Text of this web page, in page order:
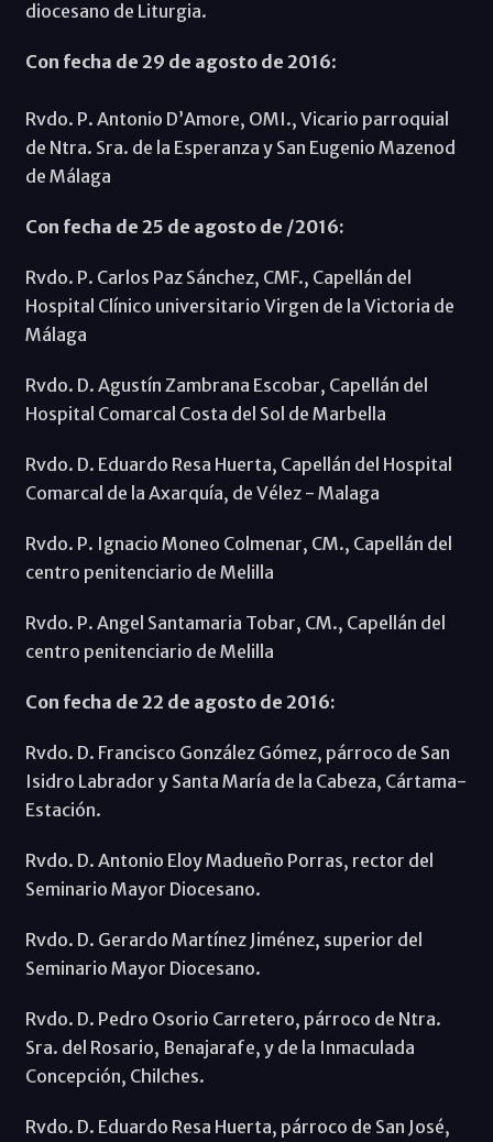
diocesano de Liturgia.
Con fecha de 29 de agosto de 2016:
Rvdo. P. Antonio D’Amore, OMI., Vicario parroquial
de Ntra. Sra. de la Esperanza y San Eugenio Mazenod
de Málaga
Con fecha de 25 de agosto de /2016:
Rvdo. P. Carlos Paz Sánchez, CMF., Capellán del
Hospital Clínico universitario Virgen de la Victoria de
Málaga
Rvdo. D. Agustín Zambrana Escobar, Capellán del
Hospital Comarcal Costa del Sol de Marbella
Rvdo. D. Eduardo Resa Huerta, Capellán del Hospital
Comarcal de la Axarquía, de Vélez - Malaga
Rvdo. P. Ignacio Moneo Colmenar, CM., Capellán del
centro penitenciario de Melilla
Rvdo. P. Angel Santamaria Tobar, CM., Capellán del
centro penitenciario de Melilla
Con fecha de 22 de agosto de 2016:
Rvdo. D. Francisco González Gómez, párroco de San
Isidro Labrador y Santa María de la Cabeza, Cártama-
Estación.
Rvdo. D. Antonio Eloy Madueño Porras, rector del
Seminario Mayor Diocesano.
Rvdo. D. Gerardo Martínez Jiménez, superior del
Seminario Mayor Diocesano.
Rvdo. D. Pedro Osorio Carretero, párroco de Ntra.
Sra. del Rosario, Benajarafe, y de la Inmaculada
Concepción, Chilches.
Rvdo. D. Eduardo Resa Huerta, párroco de San José,